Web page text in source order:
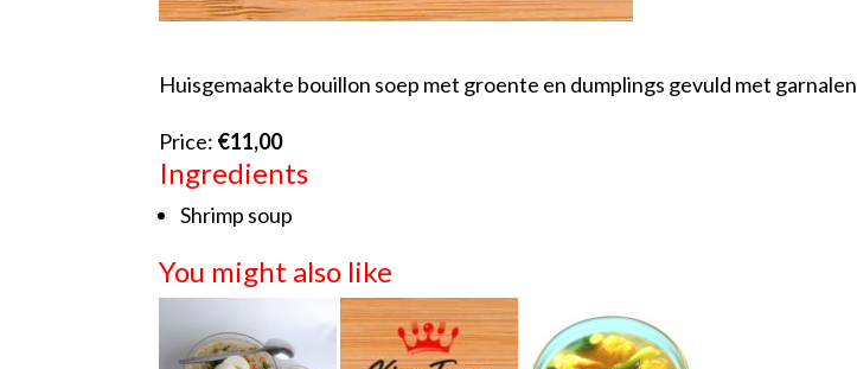
Huisgemaakte bouillon soep met groente en dumplings gevuld met garnalen
Price: €11,00
Ingredients
Shrimp soup
You might also like